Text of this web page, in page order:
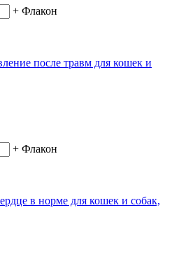
+ Флакон
после травм для кошек и
+ Флакон
в норме для кошек и собак,